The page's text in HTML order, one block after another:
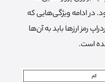
در ادامه ویژگی‌هایی که
رمز ارزها باید به آن‌ها
است.